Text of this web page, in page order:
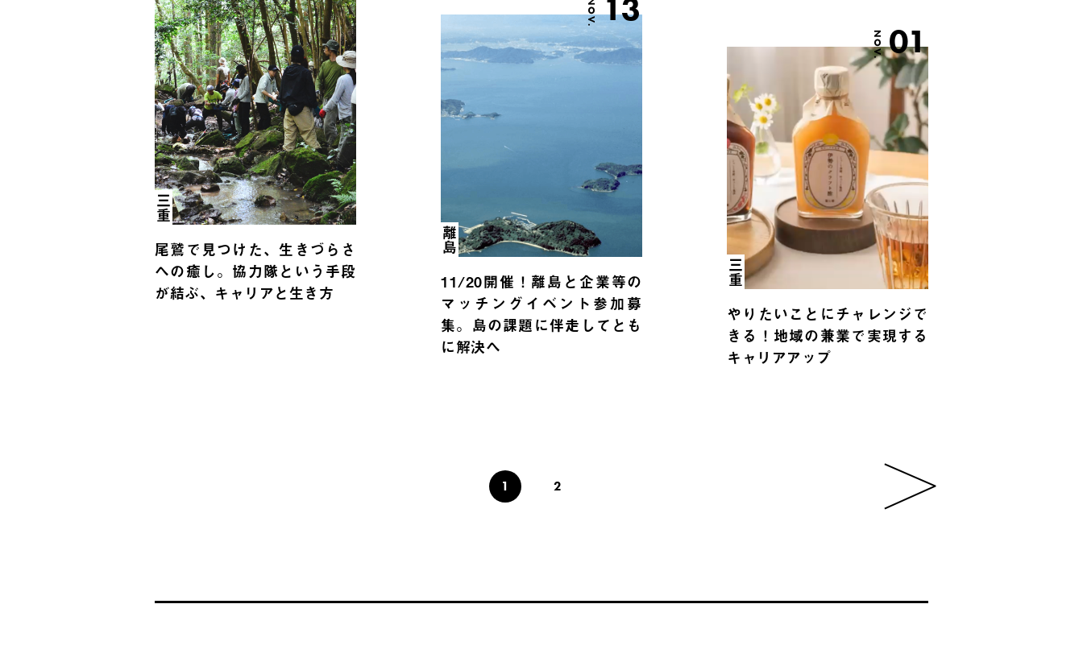
三重
尾鷲で見つけた、生きづらさ
への癒し。協力隊という手段
が結ぶ、キャリアと生き方
NOV.13
離島
11/20開催！離島と企業等の
マッチングイベント参加募
集。島の課題に伴走してとも
に解決へ
NOV.01
三重
やりたいことにチャレンジで
きる！地域の兼業で実現する
キャリアアップ
1 2